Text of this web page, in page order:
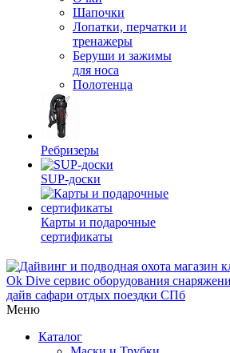
Шапочки
Лопатки, перчатки и
тренажеры
Беруши и зажимы
для носа
Полотенца
Ребризеры
SUP-доски
Карты и подарочные
сертификаты
Меню
Каталог